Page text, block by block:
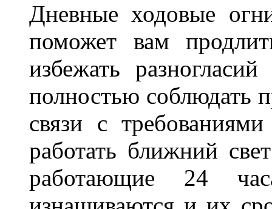
Дневные ходовые
поможет вам
избежать
полностью соблюдать
связи с
работать ближний
работающие 24